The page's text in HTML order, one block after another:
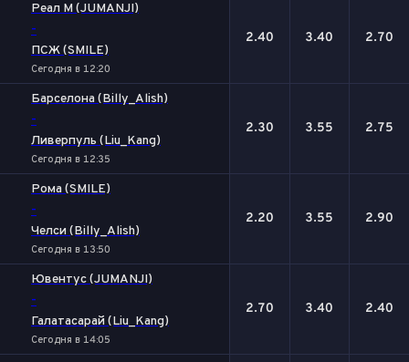
Реал М (JUMANJI)
-
ПСЖ (SMILE)
Сегодня в 12:20
2.40 3.40 2.70
Барселона (Billy_Alish)
-
Ливерпуль (Liu_Kang)
Сегодня в 12:35
2.30 3.55 2.75
Рома (SMILE)
-
Челси (Billy_Alish)
Сегодня в 13:50
2.20 3.55 2.90
Ювентус (JUMANJI)
-
Галатасарай (Liu_Kang)
Сегодня в 14:05
2.70 3.40 2.40